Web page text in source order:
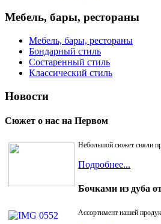
Мебель, бары, рестораны
Мебель, бары, рестораны
Бондарный стиль
Состаренный стиль
Классический стиль
Новости
Сюжет о нас на Первом
Небольшой сюжет сняли
Подробнее...
Бочками из дуба
Ассортимент нашей